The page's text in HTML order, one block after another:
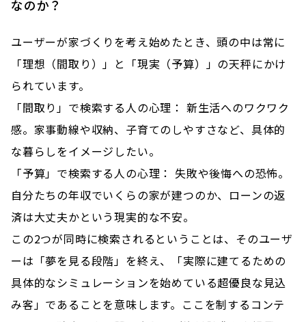
なのか？
ユーザーが家づくりを考え始めたとき、頭の中は常に
「理想（間取り）」と「現実（予算）」の天秤にかけ
られています。
「間取り」で検索する人の心理： 新生活へのワクワク
感。家事動線や収納、子育てのしやすさなど、具体的
な暮らしをイメージしたい。
「予算」で検索する人の心理： 失敗や後悔への恐怖。
自分たちの年収でいくらの家が建つのか、ローンの返
済は大丈夫かという現実的な不安。
この2つが同時に検索されるということは、そのユーザ
ーは「夢を見る段階」を終え、「実際に建てるための
具体的なシミュレーションを始めている超優良な見込
み客」であることを意味します。ここを制するコンテ